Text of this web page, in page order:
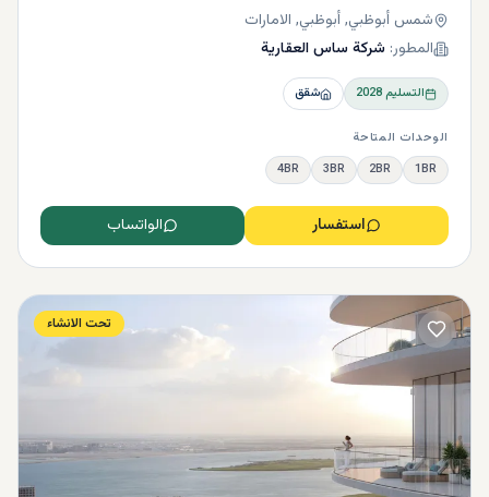
شمس أبوظبي, أبوظبي, الامارات
المطور: شركة ساس العقارية
التسليم2028 شقق
الوحدات المتاحة
1BR
2BR
3BR
4BR
استفسار الواتساب
تحت الانشاء